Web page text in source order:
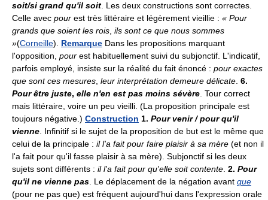
soit/si grand qu'il soit. Les deux constructions sont correctes.
Celle avec pour est très littéraire et légèrement vieillie : « Pour
grands que soient les rois, ils sont ce que nous sommes
»(Corneille). Remarque Dans les propositions marquant
l'opposition, pour est habituellement suivi du subjonctif. L'indicatif,
parfois employé, insiste sur la réalité du fait énoncé : pour exactes
que sont ces mesures, leur interprétation demeure délicate. 6.
Pour être juste, elle n'en est pas moins sévère. Tour correct
mais littéraire, voire un peu vieilli. (La proposition principale est
toujours négative.) Construction 1. Pour venir / pour qu'il
vienne. Infinitif si le sujet de la proposition de but est le même que
celui de la principale : il l'a fait pour faire plaisir à sa mère (et non il
l'a fait pour qu'il fasse plaisir à sa mère). Subjonctif si les deux
sujets sont différents : il l'a fait pour qu'elle soit contente. 2. Pour
qu'il ne vienne pas. Le déplacement de la négation avant que
(pour ne pas que) est fréquent aujourd'hui dans l'expression orale